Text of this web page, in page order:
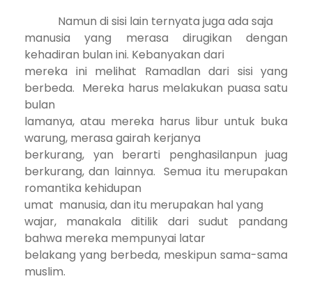
Namun di sisi lain ternyata juga ada saja
manusia yang merasa dirugikan dengan
kehadiran bulan ini. Kebanyakan dari
mereka ini melihat Ramadlan dari sisi yang
berbeda. Mereka harus melakukan puasa satu
bulan
lamanya, atau mereka harus libur untuk buka
warung, merasa gairah kerjanya
berkurang, yan berarti penghasilanpun juag
berkurang, dan lainnya. Semua itu merupakan
romantika kehidupan
umat manusia, dan itu merupakan hal yang
wajar, manakala ditilik dari sudut pandang
bahwa mereka mempunyai latar
belakang yang berbeda, meskipun sama-sama
muslim.